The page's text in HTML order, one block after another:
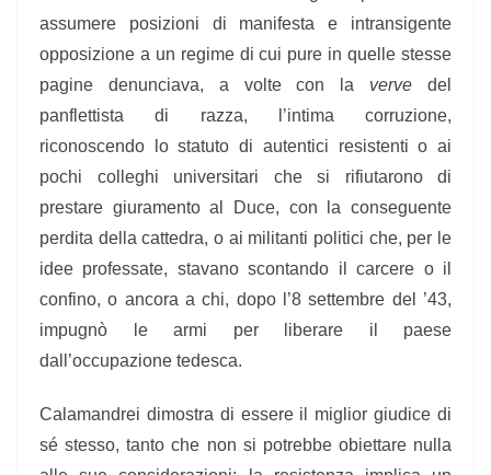
assumere posizioni di manifesta e intransigente
opposizione a un regime di cui pure in quelle stesse
pagine denunciava, a volte con la verve del
panflettista di razza, l’intima corruzione,
riconoscendo lo statuto di autentici resistenti o ai
pochi colleghi universitari che si rifiutarono di
prestare giuramento al Duce, con la conseguente
perdita della cattedra, o ai militanti politici che, per le
idee professate, stavano scontando il carcere o il
confino, o ancora a chi, dopo l’8 settembre del ’43,
impugnò le armi per liberare il paese
dall’occupazione tedesca.
Calamandrei dimostra di essere il miglior giudice di
sé stesso, tanto che non si potrebbe obiettare nulla